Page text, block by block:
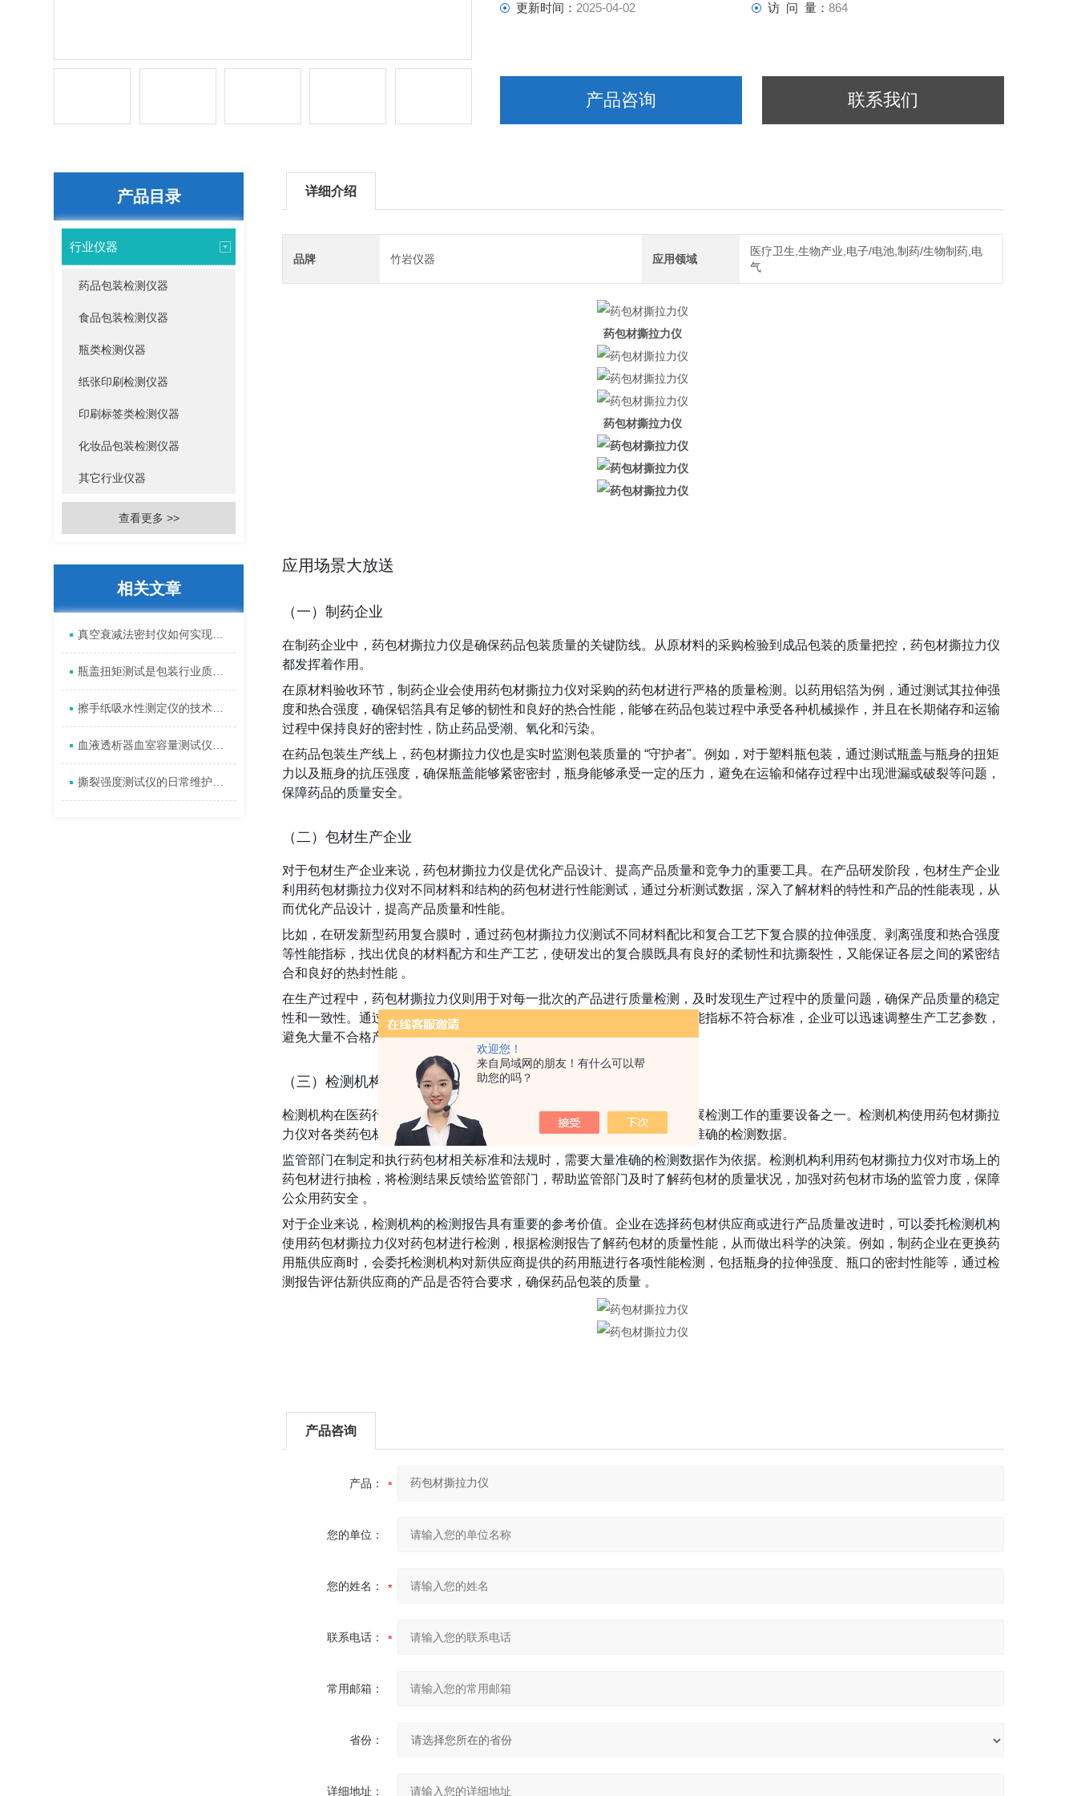
欢迎您！
来自局域网的朋友！有什么可以帮
助您的吗？
更新时间： 2025-04-02 访 问 量：864
产品咨询 联系我们
详细介绍
品牌 竹岩仪器 应用领域
医疗卫生,生物产业,电子/电池,制药/生物制药,电
气
药包材撕拉力仪
药包材撕拉力仪
应用场景大放送
（一）制药企业
在制药企业中，药包材撕拉力仪是确保药品包装质量的关键防线。从原材料的采购检验到成品包装的质量把控，药包材撕拉力仪
都发挥着作用。
在原材料验收环节，制药企业会使用药包材撕拉力仪对采购的药包材进行严格的质量检测。以药用铝箔为例，通过测试其拉伸强
度和热合强度，确保铝箔具有足够的韧性和良好的热合性能，能够在药品包装过程中承受各种机械操作，并且在长期储存和运输
过程中保持良好的密封性，防止药品受潮、氧化和污染。
在药品包装生产线上，药包材撕拉力仪也是实时监测包装质量的 “守护者"。例如，对于塑料瓶包装，通过测试瓶盖与瓶身的扭矩
力以及瓶身的抗压强度，确保瓶盖能够紧密密封，瓶身能够承受一定的压力，避免在运输和储存过程中出现泄漏或破裂等问题，
保障药品的质量安全。
（二）包材生产企业
对于包材生产企业来说，药包材撕拉力仪是优化产品设计、提高产品质量和竞争力的重要工具。在产品研发阶段，包材生产企业
利用药包材撕拉力仪对不同材料和结构的药包材进行性能测试，通过分析测试数据，深入了解材料的特性和产品的性能表现，从
而优化产品设计，提高产品质量和性能。
比如，在研发新型药用复合膜时，通过药包材撕拉力仪测试不同材料配比和复合工艺下复合膜的拉伸强度、剥离强度和热合强度
等性能指标，找出优良的材料配方和生产工艺，使研发出的复合膜既具有良好的柔韧性和抗撕裂性，又能保证各层之间的紧密结
合和良好的热封性能 。
在生产过程中，药包材撕拉力仪则用于对每一批次的产品进行质量检测，及时发现生产过程中的质量问题，确保产品质量的稳定
性和一致性。通过对生产过程中的药包材进行抽样检测，一旦发现产品性能指标不符合标准，企业可以迅速调整生产工艺参数，
避免大量不合格产品的产生，降低生产成本，提高生产效率 。
（三）检测机构
检测机构在医药行业中扮演着公正的第三方角色，药包材撕拉力仪是其开展检测工作的重要设备之一。检测机构使用药包材撕拉
力仪对各类药包材进行全面、严格的检测，为监管部门和企业提供公正、准确的检测数据。
监管部门在制定和执行药包材相关标准和法规时，需要大量准确的检测数据作为依据。检测机构利用药包材撕拉力仪对市场上的
药包材进行抽检，将检测结果反馈给监管部门，帮助监管部门及时了解药包材的质量状况，加强对药包材市场的监管力度，保障
公众用药安全 。
对于企业来说，检测机构的检测报告具有重要的参考价值。企业在选择药包材供应商或进行产品质量改进时，可以委托检测机构
使用药包材撕拉力仪对药包材进行检测，根据检测报告了解药包材的质量性能，从而做出科学的决策。例如，制药企业在更换药
用瓶供应商时，会委托检测机构对新供应商提供的药用瓶进行各项性能检测，包括瓶身的拉伸强度、瓶口的密封性能等，通过检
测报告评估新供应商的产品是否符合要求，确保药品包装的质量 。
产品咨询
产品：
您的单位：
您的姓名：
联系电话：
常用邮箱：
省份：
详细地址：
产品目录
行业仪器
药品包装检测仪器
食品包装检测仪器
瓶类检测仪器
纸张印刷检测仪器
印刷标签类检测仪器
化妆品包装检测仪器
其它行业仪器
查看更多 >>
相关文章